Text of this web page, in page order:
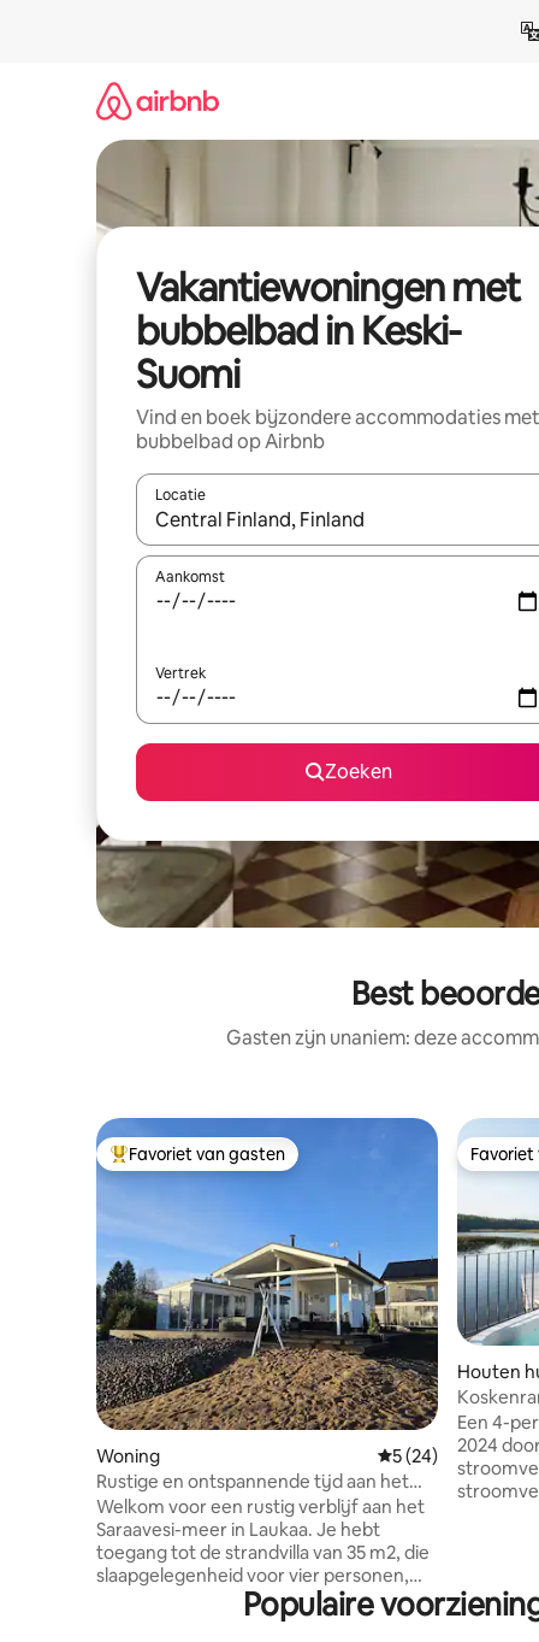
Vakantiewoningen met
bubbelbad in Keski-
Suomi
Vind en boek bijzondere accommodaties met
bubbelbad op Airbnb
Locatie
Wanneer er resultaten beschikbaar zijn, maak
Aankomst
Vertrek
Zoeken
Best
Gasten zijn unaniem: deze
Topfavoriet van gasten
Favoriet van gasten
Woning Gemiddelde
5 (24)
Rustige en ontspannende tijd aan het
meer
Welkom voor een rustig verblijf aan het
Saraavesi-meer in Laukaa. Je hebt
toegang tot de strandvilla van 35 m2, die
slaapgelegenheid voor vier personen,
een traditionele Finse houtsauna en een
bubbelbad in de buitenlucht biedt. Het
Houten
Een 4-
2024
het
Populaire